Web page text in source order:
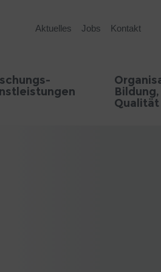
Aktuelles Jobs Kontakt
Bildung,
Qualität